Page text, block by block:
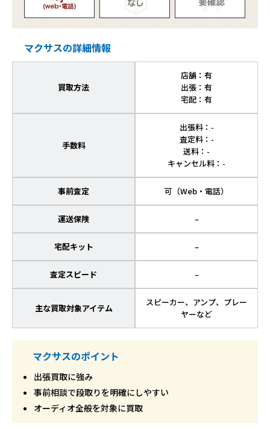
マクサスの詳細情報
買取方法
店舗：有
出張：有
宅配：有
手数料
出張料：-
査定料：-
送料：-
キャンセル料：-
事前査定 可（Web・電話）
運送保険 –
宅配キット –
査定スピード –
主な買取対象アイテム
スピーカー、アンプ、プレー
ヤーなど
マクサスのポイント
出張買取に強み
事前相談で段取りを明確にしやすい
オーディオ全般を対象に買取